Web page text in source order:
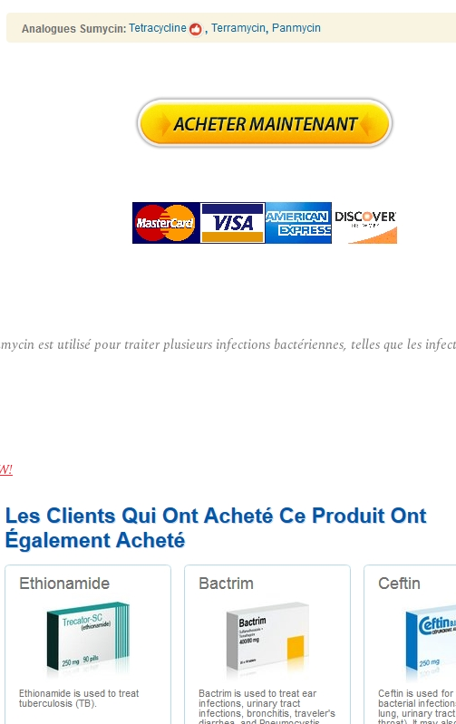
est utilisé pour traiter plusieurs infections bactériennes, telles que les